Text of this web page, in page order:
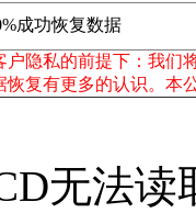
成功恢复数据
户隐私的前提下：我们
恢复有更多的认识。本
无法读